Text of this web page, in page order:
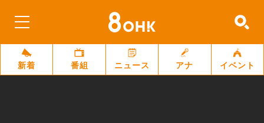
新着 番組 ニュース アナ イベント